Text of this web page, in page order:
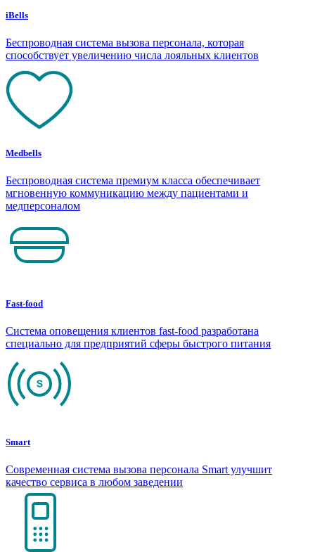
iBells
Беспроводная система вызова персонала, которая
способствует увеличению числа лояльных клиентов
Medbells
Беспроводная система премиум класса обеспечивает
мгновенную коммуникацию между пациентами и
медперсоналом
Fast-food
Система оповещения клиентов fast-food разработана
специально для предприятий сферы быстрого питания
Smart
Современная система вызова персонала Smart улучшит
качество сервиса в любом заведении